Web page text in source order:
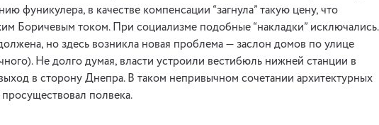
фуникулера, в качестве компенсации “загнула” такую цену, что
Боричевым током. При социализме подобные “накладки” исключались.
но здесь возникла новая проблема — заслон домов по улице
Не долго думая, власти устроили вестибюль нижней станции в
в сторону Днепра. В таком непривычном сочетании архитектурных
полвека.